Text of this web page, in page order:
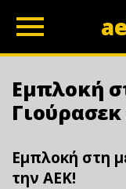
Εμπλοκή
Εμπλοκή στη
την ΑΕΚ!